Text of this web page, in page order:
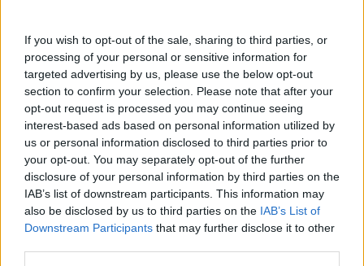
If you wish to opt-out of the sale, sharing to third parties, or
processing of your personal or sensitive information for
targeted advertising by us, please use the below opt-out
section to confirm your selection. Please note that after your
opt-out request is processed you may continue seeing
interest-based ads based on personal information utilized by
us or personal information disclosed to third parties prior to
your opt-out. You may separately opt-out of the further
disclosure of your personal information by third parties on the
IAB’s list of downstream participants. This information may
also be disclosed by us to third parties on the IAB’s List of
Downstream Participants that may further disclose it to other
Area di sosta (AA)
Weingut Helmut Schreieck
9 1
Servizi / Posizione